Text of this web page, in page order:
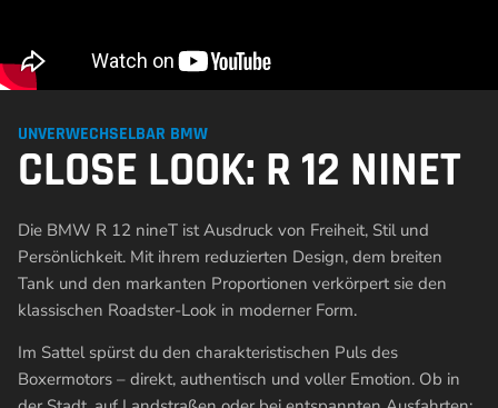
UNVERWECHSELBAR BMW
CLOSE LOOK: R 12 NINET
Die BMW R 12 nineT ist Ausdruck von Freiheit, Stil und
Persönlichkeit. Mit ihrem reduzierten Design, dem breiten
Tank und den markanten Proportionen verkörpert sie den
klassischen Roadster-Look in moderner Form.
Im Sattel spürst du den charakteristischen Puls des
Boxermotors – direkt, authentisch und voller Emotion. Ob in